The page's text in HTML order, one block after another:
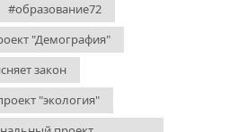
#образование72
"Демография"
закон
"экология"